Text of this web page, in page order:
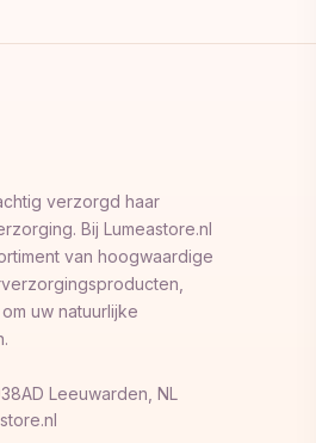
verzorgd haar
Bij Lumeastore.nl
van hoogwaardige
uw natuurlijke
Leeuwarden, NL